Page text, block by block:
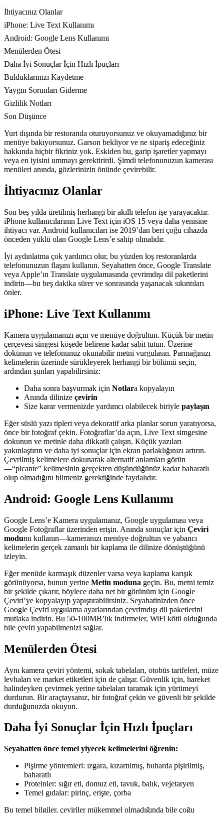
İhtiyacınız Olanlar
iPhone: Live Text Kullanımı
Android: Google Lens Kullanımı
Menülerden Ötesi
Daha İyi Sonuçlar İçin Hızlı İpuçları
Bulduklarınızı Kaydetme
Yaygın Sorunları Giderme
Gizlilik Notları
Son Düşünce
Yurt dışında bir restoranda oturuyorsunuz ve okuyamadığınız bir
menüye bakıyorsunuz. Garson bekliyor ve ne sipariş edeceğiniz
hakkında hiçbir fikriniz yok. Eskiden bu, garip işaretler yapmayı
veya en iyisini ummayı gerektirirdi. Şimdi telefonunuzun kamerası
menüleri anında, gözlerinizin önünde çevirebilir.
İhtiyacınız Olanlar
Son beş yılda üretilmiş herhangi bir akıllı telefon işe yarayacaktır.
iPhone kullanıcılarının Live Text için iOS 15 veya daha yenisine
ihtiyacı var. Android kullanıcıları ise 2019’dan beri çoğu cihazda
önceden yüklü olan Google Lens’e sahip olmalıdır.
İyi aydınlatma çok yardımcı olur, bu yüzden loş restoranlarda
telefonunuzun flaşını kullanın. Seyahatten önce, Google Translate
veya Apple’ın Translate uygulamasında çevrimdışı dil paketlerini
indirin—bu beş dakika sürer ve sonrasında yaşanacak sıkıntıları
önler.
iPhone: Live Text Kullanımı
Kamera uygulamanızı açın ve menüye doğrultun. Küçük bir metin
çerçevesi simgesi köşede belirene kadar sabit tutun. Üzerine
dokunun ve telefonunuz okunabilir metni vurgulasın. Parmağınızı
kelimelerin üzerinde sürükleyerek herhangi bir bölümü seçin,
ardından şunları yapabilirsiniz:
Daha sonra başvurmak için Notlara kopyalayın
Anında dilinize çevirin
Size karar vermenizde yardımcı olabilecek biriyle paylaşın
Eğer süslü yazı tipleri veya dekoratif arka planlar sorun yaratıyorsa,
önce bir fotoğraf çekin. Fotoğraflar’da açın, Live Text simgesine
dokunun ve metinle daha dikkatli çalışın. Küçük yazıları
yakınlaştırın ve daha iyi sonuçlar için ekran parlaklığınızı artırın.
Çevrilmiş kelimelere dokunarak alternatif anlamları görün
—“picante” kelimesinin gerçekten düşündüğünüz kadar baharatlı
olup olmadığını bilmeniz gerektiğinde faydalıdır.
Android: Google Lens Kullanımı
Google Lens’e Kamera uygulamanız, Google uygulaması veya
Google Fotoğraflar üzerinden erişin. Anında sonuçlar için Çeviri
modunu kullanın—kameranızı menüye doğrultun ve yabancı
kelimelerin gerçek zamanlı bir kaplama ile dilinize dönüştüğünü
izleyin.
Eğer menüde karmaşık düzenler varsa veya kaplama karışık
görünüyorsa, bunun yerine Metin moduna geçin. Bu, metni temiz
bir şekilde çıkarır, böylece daha net bir görünüm için Google
Çeviri’ye kopyalayıp yapıştırabilirsiniz. Seyahatinizden önce
Google Çeviri uygulama ayarlarından çevrimdışı dil paketlerini
mutlaka indirin. Bu 50-100MB’lık indirmeler, WiFi kötü olduğunda
bile çeviri yapabilmenizi sağlar.
Menülerden Ötesi
Aynı kamera çeviri yöntemi, sokak tabelaları, otobüs tarifeleri, müze
levhaları ve market etiketleri için de çalışır. Güvenlik için, hareket
halindeyken çevirmek yerine tabelaları taramak için yürümeyi
durdurun. Bir araçtaysanız, bir fotoğraf çekin ve güvenli bir şekilde
durduğunuzda okuyun.
Daha İyi Sonuçlar İçin Hızlı İpuçları
Seyahatten önce temel yiyecek kelimelerini öğrenin:
Pişirme yöntemleri: ızgara, kızartılmış, buharda pişirilmiş,
baharatlı
Proteinler: sığır eti, domuz eti, tavuk, balık, vejetaryen
Temel gıdalar: pirinç, erişte, çorba
Bu temel bilgiler, çeviriler mükemmel olmadığında bile çoğu